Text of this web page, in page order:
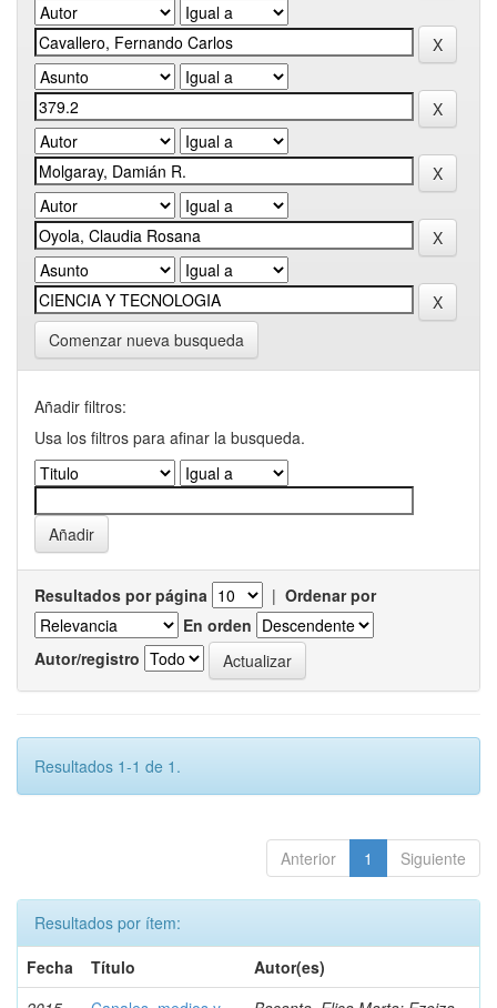
Comenzar nueva busqueda
Añadir filtros:
Usa los filtros para afinar la busqueda.
Resultados por página | Ordenar por
En orden
Autor/registro
Resultados 1-1 de 1.
Anterior 1 Siguiente
Resultados por ítem:
Fecha
Título
Autor(es)